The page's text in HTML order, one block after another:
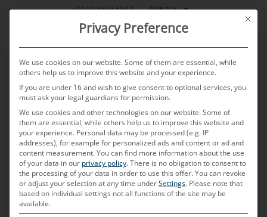
+49 (0) 8638 604-0 简体中文
MENU
POSTED ON2023年11月7日 BYHELMUT PRITZ
自主驾驶
什么是自主驾驶？
This
Privacy Preference
We use cookies on our website. Some of them are essential, while
others help us to improve this website and your experience.
If you are under 16 and wish to give consent to optional services, you
must ask your legal guardians for permission.
We use cookies and other technologies on our website. Some of
them are essential, while others help us to improve this website and
your experience. Personal data may be processed (e.g. IP
addresses), for example for personalized ads and content or ad and
content measurement.You can find more information about the use
of your data in our privacy policy.There is no obligation to consent to
the processing of your data in order to use this offer.You can revoke
or adjust your selection at any time underSettings. Please note that
based on individual settings not all functions of the site may be
available.